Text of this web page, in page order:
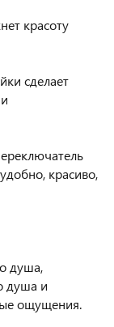
красоту
сделает
красиво,
душа,
душа и
ощущения.